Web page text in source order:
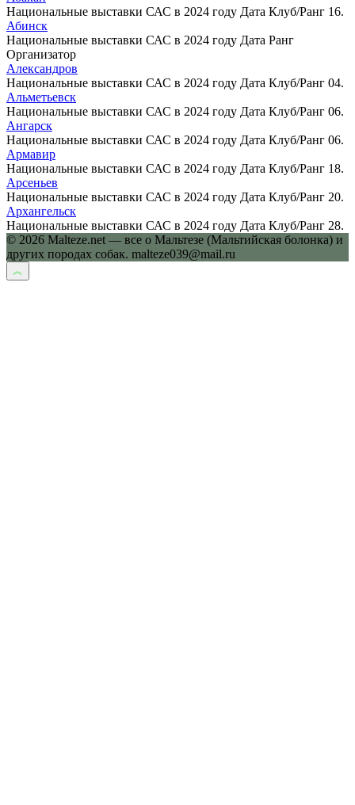
Национальные выставки САС в 2024 году Дата Клуб/Ранг 16.
Абинск
Национальные выставки САС в 2024 году Дата Ранг
Организатор
Александров
Национальные выставки САС в 2024 году Дата Клуб/Ранг 04.
Альметьевск
Национальные выставки САС в 2024 году Дата Клуб/Ранг 06.
Ангарск
Национальные выставки САС в 2024 году Дата Клуб/Ранг 06.
Армавир
Национальные выставки САС в 2024 году Дата Клуб/Ранг 18.
Арсеньев
Национальные выставки САС в 2024 году Дата Клуб/Ранг 20.
Архангельск
Национальные выставки САС в 2024 году Дата Клуб/Ранг 28.
© 2026 Malteze.net — все о Мальтезе (Мальтийская болонка) и
других породах собак. malteze039@mail.ru